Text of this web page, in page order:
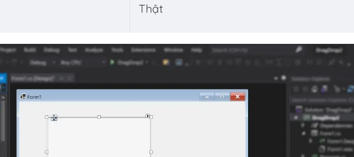
Thật